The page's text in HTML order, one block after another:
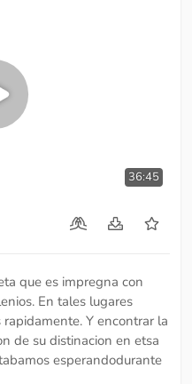
36:45
que es impregna con
En tales lugares
Y encontrar la
de su distinacion en etsa
esperandodurante